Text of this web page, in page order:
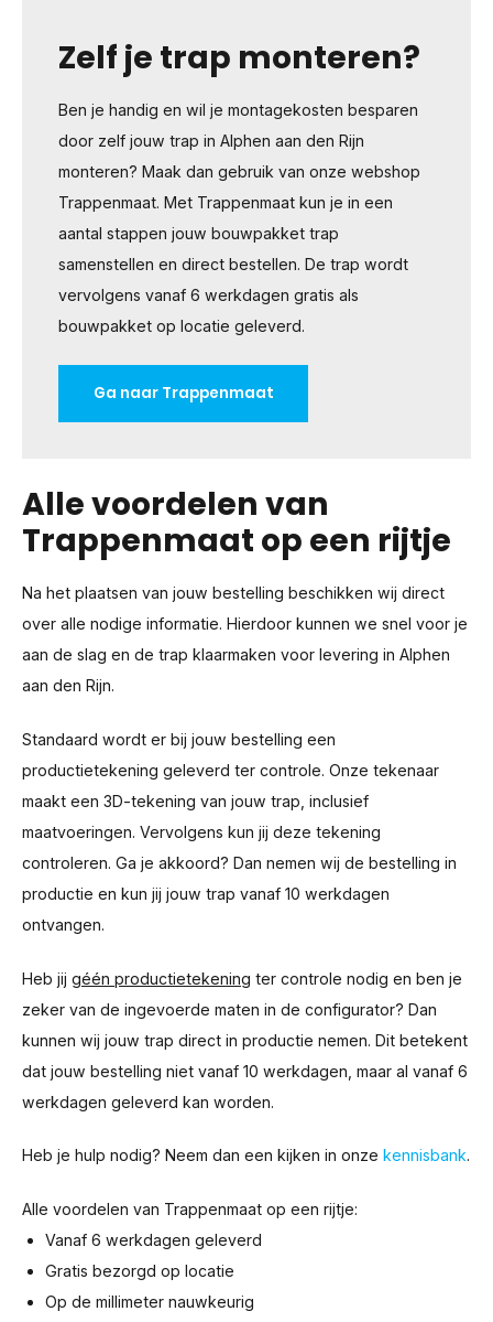
Zelf je trap monteren?
Ben je handig en wil je montagekosten besparen
door zelf jouw trap in Alphen aan den Rijn
monteren? Maak dan gebruik van onze webshop
Trappenmaat. Met Trappenmaat kun je in een
aantal stappen jouw bouwpakket trap
samenstellen en direct bestellen. De trap wordt
vervolgens vanaf 6 werkdagen gratis als
bouwpakket op locatie geleverd.
Ga naar Trappenmaat
Alle voordelen van
Trappenmaat op een rijtje
Na het plaatsen van jouw bestelling beschikken wij direct
over alle nodige informatie. Hierdoor kunnen we snel voor je
aan de slag en de trap klaarmaken voor levering in Alphen
aan den Rijn.
Standaard wordt er bij jouw bestelling een
productietekening geleverd ter controle. Onze tekenaar
maakt een 3D-tekening van jouw trap, inclusief
maatvoeringen. Vervolgens kun jij deze tekening
controleren. Ga je akkoord? Dan nemen wij de bestelling in
productie en kun jij jouw trap vanaf 10 werkdagen
ontvangen.
Heb jij géén productietekening ter controle nodig en ben je
zeker van de ingevoerde maten in de configurator? Dan
kunnen wij jouw trap direct in productie nemen. Dit betekent
dat jouw bestelling niet vanaf 10 werkdagen, maar al vanaf 6
werkdagen geleverd kan worden.
Heb je hulp nodig? Neem dan een kijken in onze kennisbank.
Alle voordelen van Trappenmaat op een rijtje:
Vanaf 6 werkdagen geleverd
Gratis bezorgd op locatie
Op de millimeter nauwkeurig